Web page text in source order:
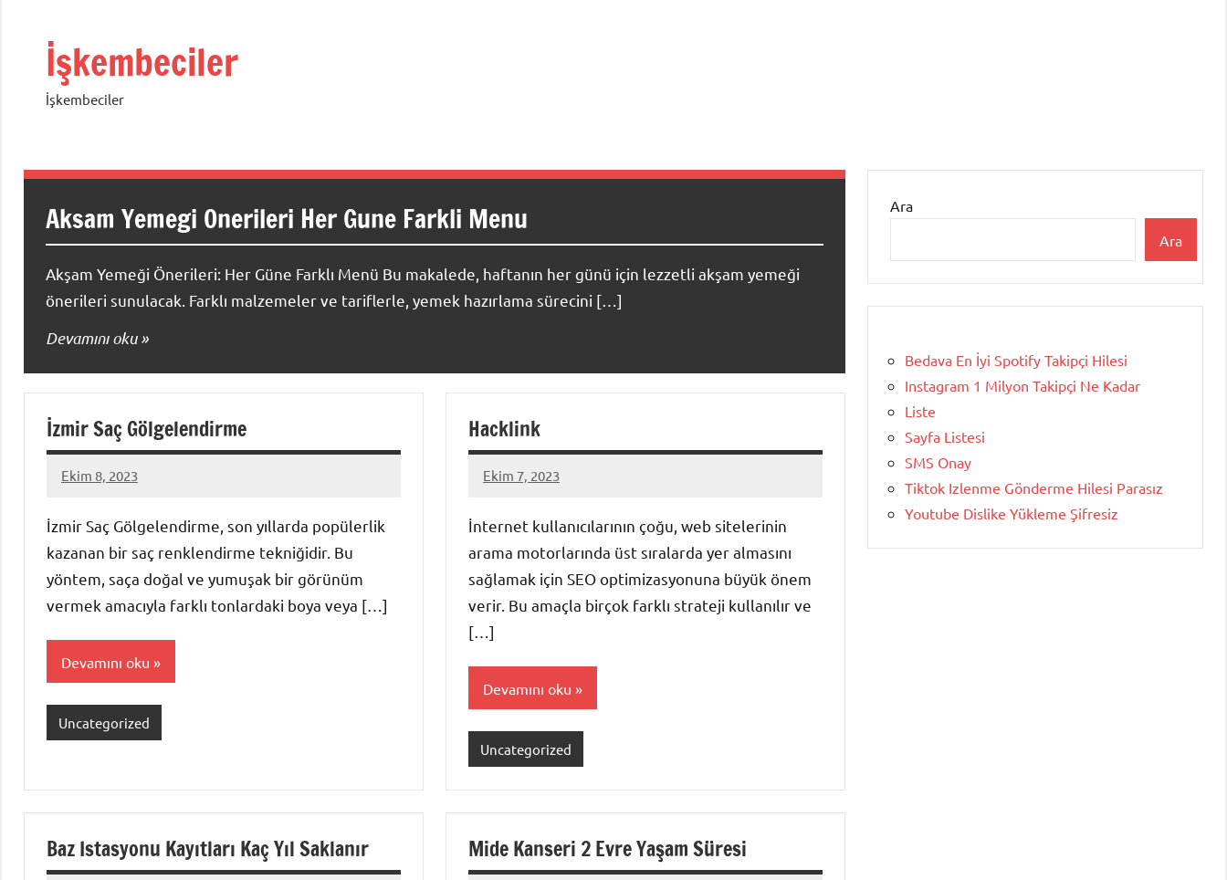
İşkembeciler
İşkembeciler
Aksam Yemegi Onerileri Her Gune Farkli Menu
Akşam Yemeği Önerileri: Her Güne Farklı Menü Bu makalede, haftanın her günü için lezzetli akşam yemeği
önerileri sunulacak. Farklı malzemeler ve tariflerle, yemek hazırlama sürecini […]
Devamını oku
İzmir Saç Gölgelendirme
Ekim 8, 2023
admin
İzmir Saç Gölgelendirme, son yıllarda popülerlik
kazanan bir saç renklendirme tekniğidir. Bu
yöntem, saça doğal ve yumuşak bir görünüm
vermek amacıyla farklı tonlardaki boya veya […]
Devamını oku
Uncategorized
Hacklink
Ekim 7, 2023
admin
İnternet kullanıcılarının çoğu, web sitelerinin
arama motorlarında üst sıralarda yer almasını
sağlamak için SEO optimizasyonuna büyük önem
verir. Bu amaçla birçok farklı strateji kullanılır ve
[…]
Devamını oku
Uncategorized
Baz Istasyonu Kayıtları Kaç Yıl Saklanır Mide Kanseri 2 Evre Yaşam Süresi
Ara
Ara
Bedava En İyi Spotify Takipçi Hilesi
Instagram 1 Milyon Takipçi Ne Kadar
Liste
Sayfa Listesi
SMS Onay
Tiktok Izlenme Gönderme Hilesi Parasız
Youtube Dislike Yükleme Şifresiz